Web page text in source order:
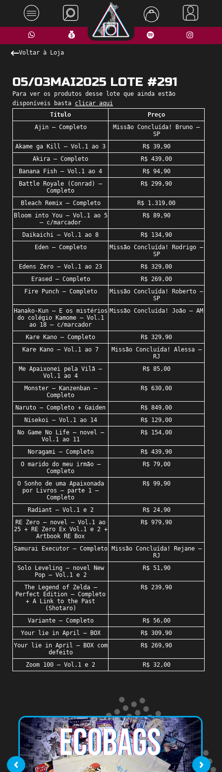
Voltar à Loja
05/03MAI2025 LOTE #291
Para ver os produtos desse lote que ainda estão
disponíveis basta clicar aqui
Título
Preço
Ajin – Completo
Missão Concluída! Bruno –
SP
Akame ga Kill – Vol.1 ao 3
R$ 39,90
Akira – Completo
R$ 439,00
Banana Fish – Vol.1 ao 4
R$ 94,90
Battle Royale (Conrad) –
Completo
R$ 299,90
Bleach Remix – Completo
R$ 1.319,00
Bloom into You – Vol.1 ao 5
– c/marcador
R$ 89,90
Daikaichi – Vol.1 ao 8
R$ 134,90
Eden – Completo
Missão Concluída! Rodrigo –
SP
Edens Zero – Vol.1 ao 23
R$ 329,00
Erased – Completo
R$ 269,00
Fire Punch – Completo
Missão Concluída! Roberto –
SP
Hanako-Kun – E os mistérios
do colégio Kamome – Vol.1
ao 18 – c/marcador
Missão Concluída! João – AM
Kare Kano – Completo
R$ 329,90
Kare Kano – Vol.1 ao 7
Missão Concluída! Alessa –
RJ
Me Apaixonei pela Vilã –
Vol.1 ao 4
R$ 85,00
Monster – Kanzenban –
Completo
R$ 630,00
Naruto – Completo + Gaiden
R$ 849,00
Nisekoi – Vol.1 ao 14
R$ 129,00
No Game No Life – novel –
Vol.1 ao 11
R$ 154,00
Noragami – Completo
R$ 439,90
O marido do meu irmão –
Completo
R$ 79,00
O Sonho de uma Apaixonada
por Livros – parte 1 –
Completo
R$ 99,90
Radiant – Vol.1 e 2
R$ 24,90
RE Zero – novel – Vol.1 ao
25 + RE Zero Ex Vol.1 e 2 +
Artbook RE Box
R$ 979,90
Samurai Executor – Completo
Missão Concluída! Rejane –
RJ
Solo Leveling – novel New
Pop – Vol.1 e 2
R$ 51,90
The Legend of Zelda –
Perfect Edition – Completo
+ A Link to the Past
(Shotaro)
R$ 239,90
Variante – Completo
R$ 56,00
Your lie in April – BOX
R$ 309,90
Your lie in April – BOX com
defeito
R$ 269,90
Zoom 100 – Vol.1 e 2 R$ 32,00
‹ ›